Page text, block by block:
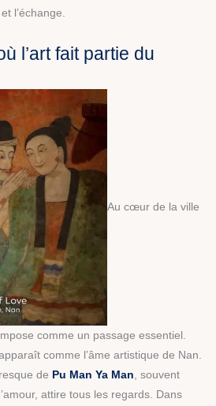
l’échange.
l’art fait partie du
Au cœur de la ville
comme un passage essentiel.
comme l’âme artistique de Nan.
de Pu Man Ya Man , souvent
attire tous les regards. Dans